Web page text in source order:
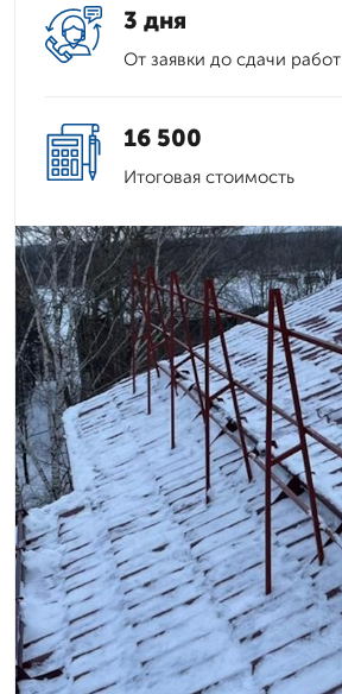
3 дня
От заявки до сдачи работ
16 500
Итоговая стоимость